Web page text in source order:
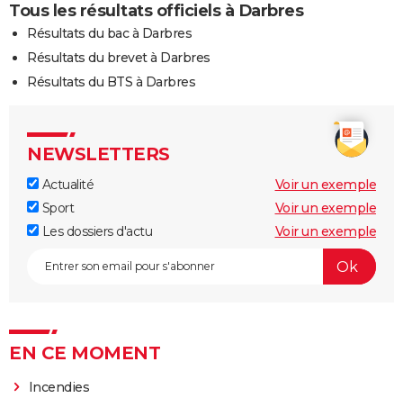
Tous les résultats officiels à Darbres
Résultats du bac à Darbres
Résultats du brevet à Darbres
Résultats du BTS à Darbres
NEWSLETTERS
Actualité
Voir un exemple
Sport
Voir un exemple
Les dossiers d'actu
Voir un exemple
EN CE MOMENT
Incendies